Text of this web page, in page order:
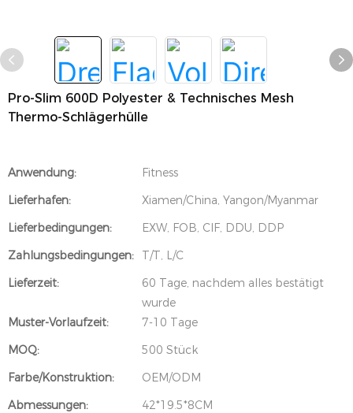
Pro-Slim 600D Polyester & Technisches Mesh
Thermo-Schlägerhülle
Anwendung:
Fitness
Lieferhafen:
Xiamen/China, Yangon/Myanmar
Lieferbedingungen:
EXW, FOB, CIF, DDU, DDP
Zahlungsbedingungen:
T/T, L/C
Lieferzeit:
60 Tage, nachdem alles bestätigt
wurde
Muster-Vorlaufzeit:
7-10 Tage
MOQ:
500 Stück
Farbe/Konstruktion:
OEM/ODM
Abmessungen:
42*19.5*8CM